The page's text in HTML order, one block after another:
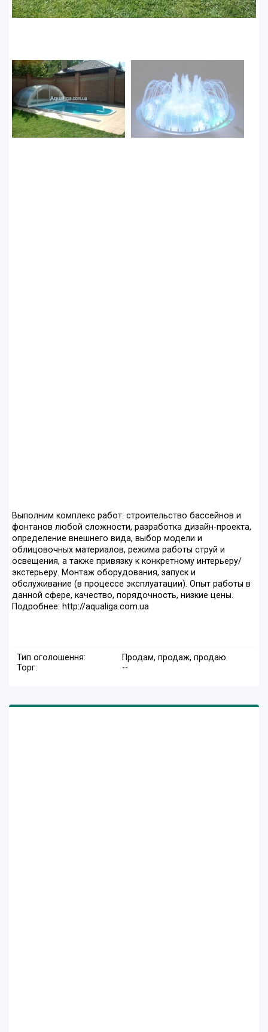
Выполним комплекс работ: строительство бассейнов и
фонтанов любой сложности, разработка дизайн-проекта,
определение внешнего вида, выбор модели и
облицовочных материалов, режима работы струй и
освещения, а также привязку к конкретному интерьеру/
экстерьеру. Монтаж оборудования, запуск и
обслуживание (в процессе эксплуатации). Опыт работы в
данной сфере, качество, порядочность, низкие цены.
Подробнее: http://aqualiga.com.ua
Тип оголошення:
Продам, продаж, продаю
Торг:
--